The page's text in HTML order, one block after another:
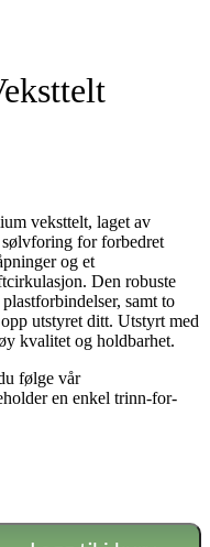
veksttelt, laget av
for forbedret
og et
Den robuste
samt to
utstyret ditt. Utstyrt med
kvalitet og holdbarhet.
følge vår
en enkel trinn-for-